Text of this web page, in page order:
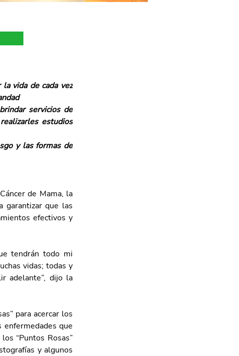
vida de cada vez
servicios de
estudios
y las formas de
de Mama, la
garantizar que las
efectivos y
tendrán todo mi
vidas; todas y
adelante”, dijo la
para acercar los
que
“Puntos Rosas”
y algunos